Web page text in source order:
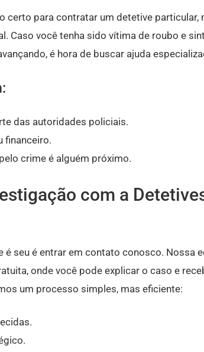
certo para contratar um detetive particular,
Caso você tenha sido vítima de roubo e
é hora de buscar ajuda
das autoridades policiais.
financeiro.
crime é alguém próximo.
com a
é seu é entrar em contato conosco. Nossa
onde você pode explicar o caso e
um processo simples, mas eficiente: